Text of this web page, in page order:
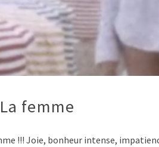
femme
!!! Joie, bonheur intense,